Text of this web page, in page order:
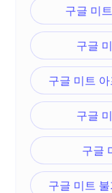
구글 미
구글
구글 미트
구글
구글
구글 미트